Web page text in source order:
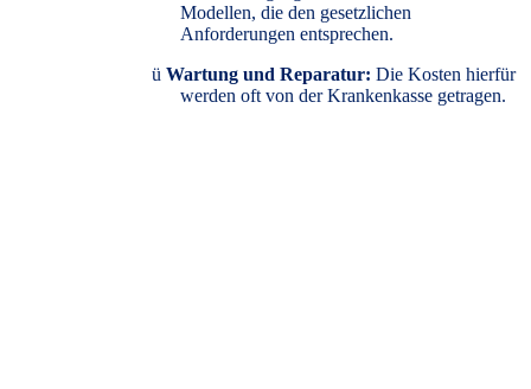
Modellen, die den gesetzlichen
Anforderungen entsprechen.
ü Wartung und Reparatur: Die Kosten hierfür
werden oft von der Krankenkasse getragen.